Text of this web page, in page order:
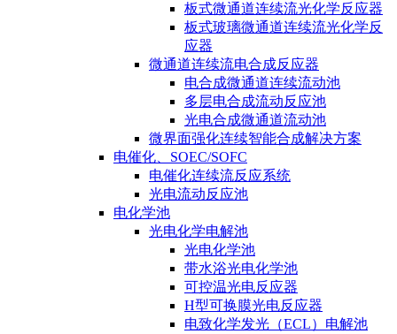
板式微通道连续流光化学反应器
板式玻璃微通道连续流光化学反
应器
微通道连续流电合成反应器
电合成微通道连续流动池
多层电合成流动反应池
光电合成微通道流动池
微界面强化连续智能合成解决方案
电催化、SOEC/SOFC
电催化连续流反应系统
光电流动反应池
电化学池
光电化学电解池
光电化学池
带水浴光电化学池
可控温光电反应器
H型可换膜光电反应器
电致化学发光（ECL）电解池